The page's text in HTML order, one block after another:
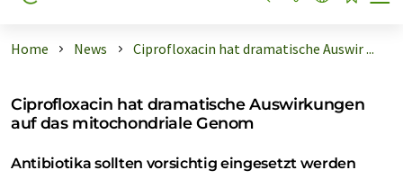
Home News Ciprofloxacin hat dramatische Auswir ...
Ciprofloxacin hat dramatische Auswirkungen
auf das mitochondriale Genom
Antibiotika sollten vorsichtig eingesetzt werden